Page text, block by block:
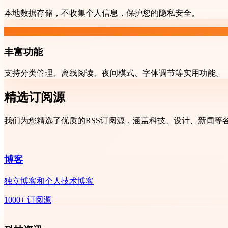
本地数据存储，不收集个人信息，保护您的隐私安全。
丰富功能
支持分类管理、离线阅读、夜间模式、字体调节等实用功能。
精选订阅源
我们为您精选了优质的RSS订阅源，涵盖科技、设计、新闻等
博客
独立博客和个人技术博客
1000+ 订阅源